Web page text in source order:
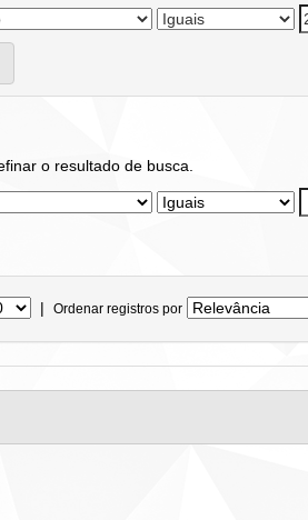
o resultado de busca.
| Ordenar registros por